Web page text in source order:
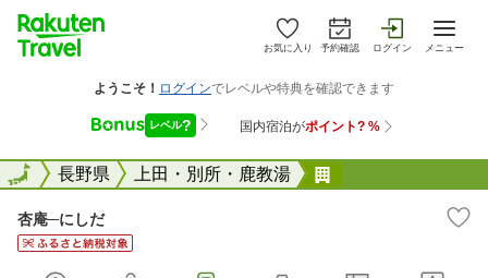
お気に入り 予約確認 ログイン メニュー
全国長野県 上田・別所・鹿教湯
全国
杏庵─にしだ